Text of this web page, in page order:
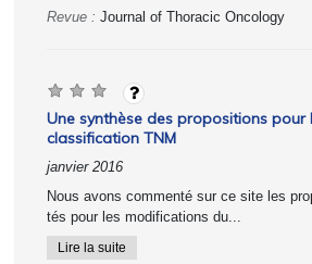
Revue : Journal of Thoracic Oncology
Une synthèse des propositions pour
classification TNM
janvier 2016
Nous avons commenté sur ce site les
tés pour les modifications du...
Lire la suite